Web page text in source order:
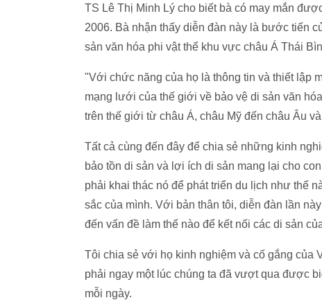
TS Lê Thị Minh Lý cho biết bà có may mắn
2006. Bà nhận thấy diễn đàn này là bước tiến
sản văn hóa phi vật thể khu vực châu Á Thái
"Với chức năng của họ là thông tin và thiết lập
mạng lưới của thế giới về bảo vệ di sản văn
trên thế giới từ châu Á, châu Mỹ đến châu Âu
Tất cả cùng đến đây để chia sẻ những kinh
bảo tồn di sản và lợi ích di sản mang lại cho
phải khai thác nó để phát triển du lịch như thế
sắc của mình. Với bản thân tôi, diễn đàn lần
đến vấn đề làm thế nào để kết nối các di sản
Tôi chia sẻ với họ kinh nghiệm và cố gắng của
phải ngay một lúc chúng ta đã vượt qua được
mỗi ngày.